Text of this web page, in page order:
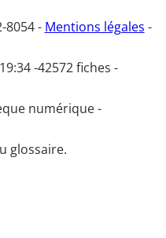
8054 - Mentions légales -
-42572 fiches -
numérique -
glossaire.